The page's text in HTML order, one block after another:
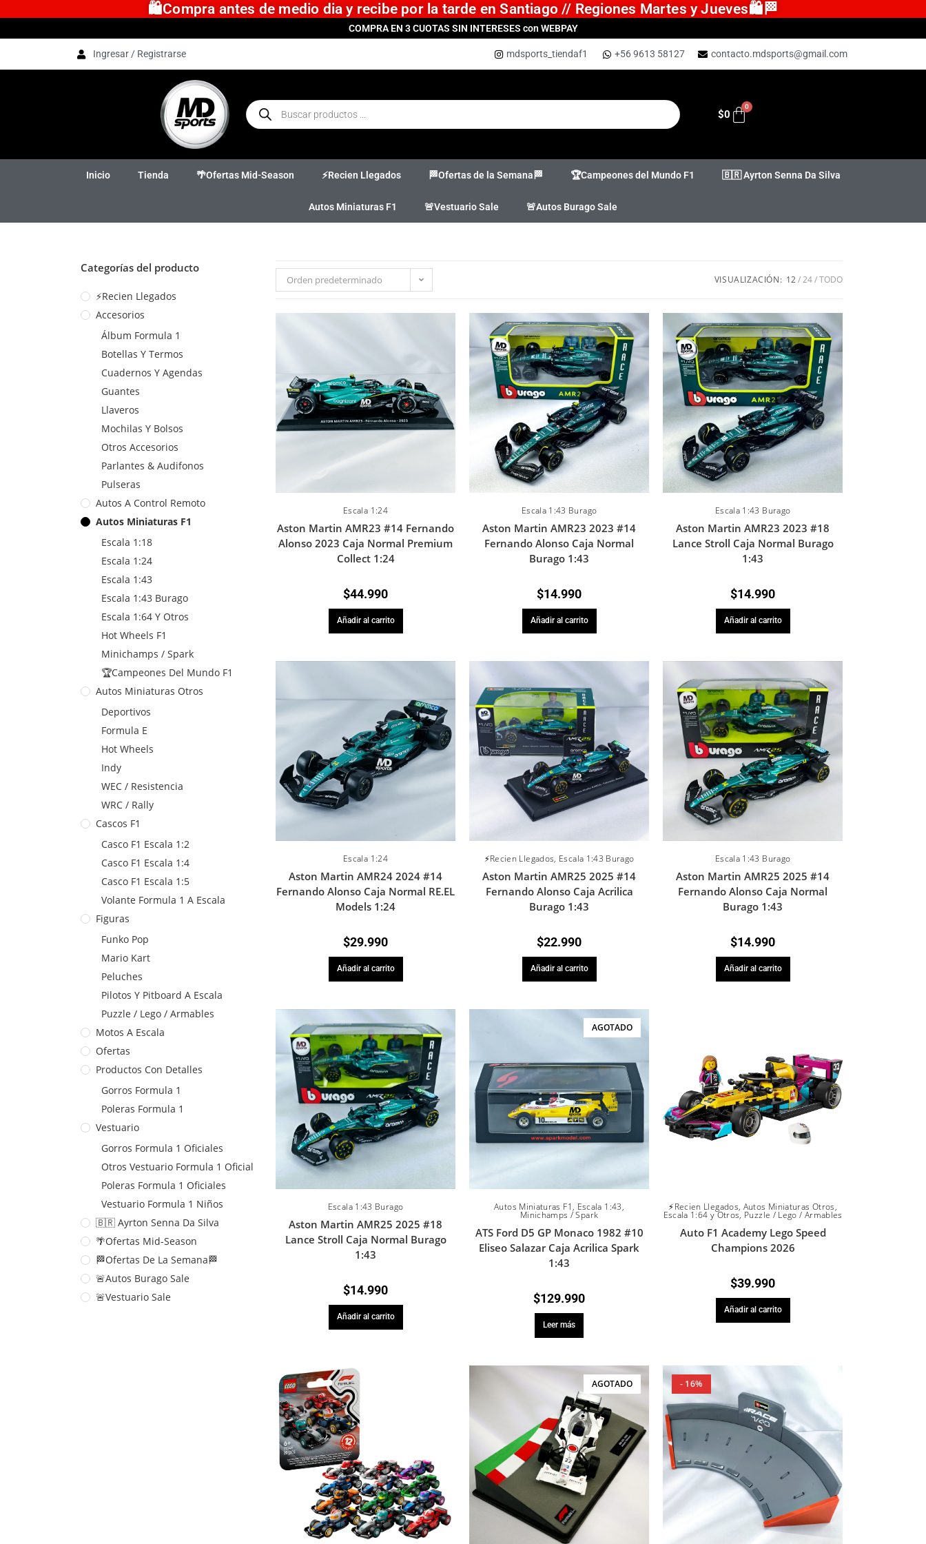
🛍️Compra antes de medio dia y recibe por la tarde en Santiago // Regiones Martes y Jueves🛍️🏁
COMPRA EN 3 CUOTAS SIN INTERESES con WEBPAY
Ingresar / Registrarse mdsports_tiendaf1 +56 9613 58127 contacto.mdsports@gmail.com
$0
Inicio Tienda 🌴Ofertas Mid-Season ⚡Recien Llegados 🏁Ofertas de la Semana🏁 🏆Campeones del Mundo F1 🇧🇷 Ayrton Senna Da Silva
Autos Miniaturas F1 🚨Vestuario Sale 🚨Autos Burago Sale
Categorías del producto
⚡Recien Llegados
Accesorios
Álbum Formula 1
Botellas Y Termos
Cuadernos Y Agendas
Guantes
Llaveros
Mochilas Y Bolsos
Otros Accesorios
Parlantes & Audifonos
Pulseras
Autos A Control Remoto
Autos Miniaturas F1
Escala 1:18
Escala 1:24
Escala 1:43
Escala 1:43 Burago
Escala 1:64 Y Otros
Hot Wheels F1
Minichamps / Spark
🏆Campeones Del Mundo F1
Autos Miniaturas Otros
Deportivos
Formula E
Hot Wheels
Indy
WEC / Resistencia
WRC / Rally
Cascos F1
Casco F1 Escala 1:2
Casco F1 Escala 1:4
Casco F1 Escala 1:5
Volante Formula 1 A Escala
Figuras
Funko Pop
Mario Kart
Peluches
Pilotos Y Pitboard A Escala
Puzzle / Lego / Armables
Motos A Escala
Ofertas
Productos Con Detalles
Gorros Formula 1
Poleras Formula 1
Vestuario
Gorros Formula 1 Oficiales
Otros Vestuario Formula 1 Oficial
Poleras Formula 1 Oficiales
Vestuario Formula 1 Niños
🇧🇷 Ayrton Senna Da Silva
🌴Ofertas Mid-Season
🏁Ofertas De La Semana🏁
🚨Autos Burago Sale
🚨Vestuario Sale
Orden predeterminado VISUALIZACIÓN: 12 24 TODO
Escala 1:24
Aston Martin AMR23 #14 Fernando
Alonso 2023 Caja Normal Premium
Collect 1:24
$44.990
Añadir al carrito
Escala 1:43 Burago
Aston Martin AMR23 2023 #14
Fernando Alonso Caja Normal
Burago 1:43
$14.990
Añadir al carrito
Escala 1:43 Burago
Aston Martin AMR23 2023 #18
Lance Stroll Caja Normal Burago
1:43
$14.990
Añadir al carrito
Escala 1:24
Aston Martin AMR24 2024 #14
Fernando Alonso Caja Normal RE.EL
Models 1:24
$29.990
Añadir al carrito
⚡Recien Llegados, Escala 1:43 Burago
Aston Martin AMR25 2025 #14
Fernando Alonso Caja Acrilica
Burago 1:43
$22.990
Añadir al carrito
Escala 1:43 Burago
Aston Martin AMR25 2025 #14
Fernando Alonso Caja Normal
Burago 1:43
$14.990
Añadir al carrito
Escala 1:43 Burago
Aston Martin AMR25 2025 #18
Lance Stroll Caja Normal Burago
1:43
$14.990
Añadir al carrito
AGOTADO
Autos Miniaturas F1 , Escala 1:43,
Minichamps / Spark
ATS Ford D5 GP Monaco 1982 #10
Eliseo Salazar Caja Acrilica Spark
1:43
$129.990
Leer más
⚡Recien Llegados, Autos Miniaturas Otros,
Escala 1:64 y Otros, Puzzle / Lego / Armables
Auto F1 Academy Lego Speed
Champions 2026
$39.990
Añadir al carrito
AGOTADO - 16%